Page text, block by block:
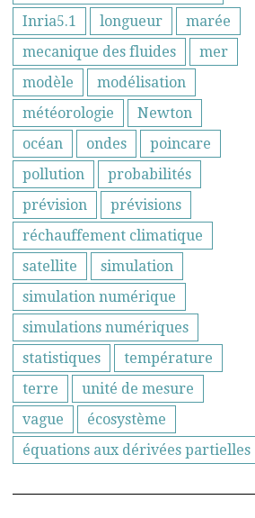
Inria5.1
longueur
marée
mecanique des fluides
mer
modèle
modélisation
météorologie
Newton
océan
ondes
poincare
pollution
probabilités
prévision
prévisions
réchauffement climatique
satellite
simulation
simulation numérique
simulations numériques
statistiques
température
terre
unité de mesure
vague
écosystème
équations aux dérivées partielles